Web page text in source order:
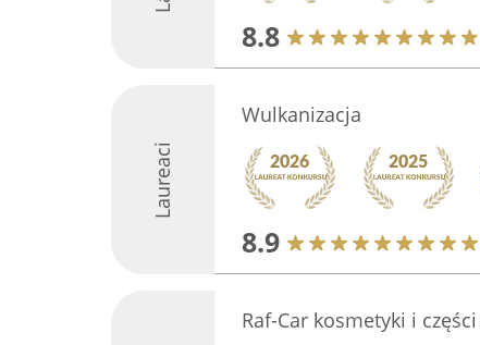
8.8
Laureaci
Wulkanizacja
8.9
Raf-Car kosmetyki i